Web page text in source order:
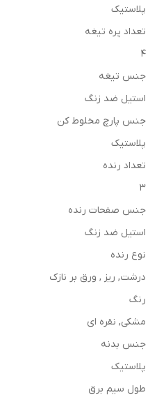
پلاستیک
تعداد پره تیغه
4
جنس تیغه
استیل ضد زنگ
جنس پارچ مخلوط کن
پلاستیک
تعداد رنده
3
جنس صفحات رنده
استیل ضد زنگ
نوع رنده
درشت, ریز , ورق بر نازک
رنگ
مشکی, نقره ای
جنس بدنه
پلاستیک
طول سیم برق